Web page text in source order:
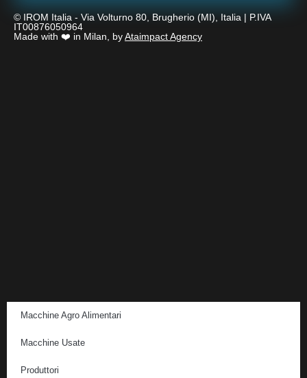
© IROM Italia - Via Volturno 80, Brugherio (MI), Italia | P.IVA
IT00876050964
Made with ❤️ in Milan, byAtaimpact Agency
Macchine Agro Alimentari
Macchine Usate
Produttori